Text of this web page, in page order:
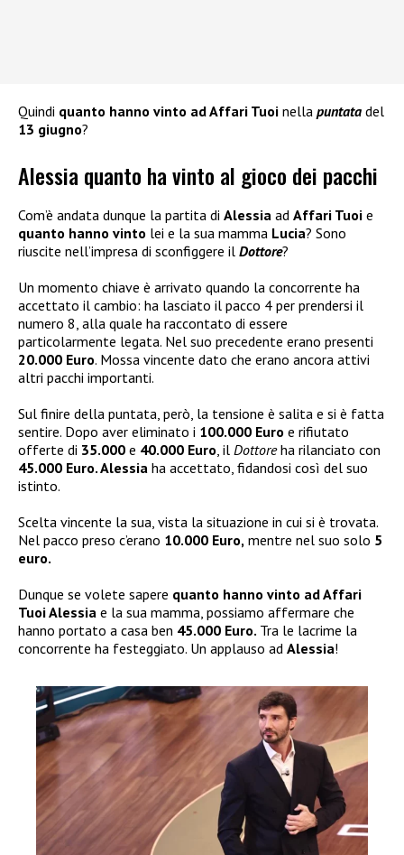
Quindi quanto hanno vinto ad Affari Tuoi nella puntata del
13 giugno?
Alessia quanto ha vinto al gioco dei pacchi
Com’è andata dunque la partita di Alessia ad Affari Tuoi e
quanto hanno vinto lei e la sua mamma Lucia? Sono
riuscite nell’impresa di sconfiggere il Dottore?
Un momento chiave è arrivato quando la concorrente ha
accettato il cambio: ha lasciato il pacco 4 per prendersi il
numero 8, alla quale ha raccontato di essere
particolarmente legata. Nel suo precedente erano presenti
20.000 Euro. Mossa vincente dato che erano ancora attivi
altri pacchi importanti.
Sul finire della puntata, però, la tensione è salita e si è fatta
sentire. Dopo aver eliminato i 100.000 Euro e rifiutato
offerte di 35.000 e 40.000 Euro , il Dottoreha rilanciato con
45.000 Euro. Alessia ha accettato, fidandosi così del suo
istinto.
Scelta vincente la sua, vista la situazione in cui si è trovata.
Nel pacco preso c’erano 10.000 Euro, mentre nel suo solo 5
euro.
Dunque se volete sapere quanto hanno vinto ad Affari
Tuoi Alessia e la sua mamma, possiamo affermare che
hanno portato a casa ben 45.000 Euro. Tra le lacrime la
concorrente ha festeggiato. Un applauso ad Alessia!